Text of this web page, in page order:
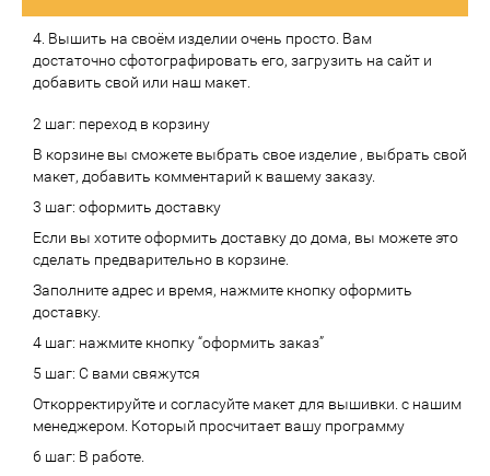
4. Вышить на своём изделии очень просто. Вам
достаточно сфотографировать его, загрузить на сайт и
добавить свой или наш макет.
2 шаг: переход в корзину
В корзине вы сможете выбрать свое изделие , выбрать свой
макет, добавить комментарий к вашему заказу.
3 шаг: оформить доставку
Если вы хотите оформить доставку до дома, вы можете это
сделать предварительно в корзине.
Заполните адрес и время, нажмите кнопку оформить
доставку.
4 шаг: нажмите кнопку “оформить заказ”
5 шаг: С вами свяжутся
Откорректируйте и согласуйте макет для вышивки. с нашим
менеджером. Который просчитает вашу программу
6 шаг: В работе.